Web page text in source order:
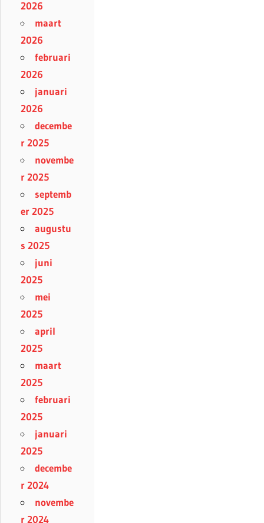
2026
maart
2026
februari
2026
januari
2026
decembe
r 2025
novembe
r 2025
septemb
er 2025
augustu
s 2025
juni
2025
mei
2025
april
2025
maart
2025
februari
2025
januari
2025
decembe
r 2024
novembe
r 2024